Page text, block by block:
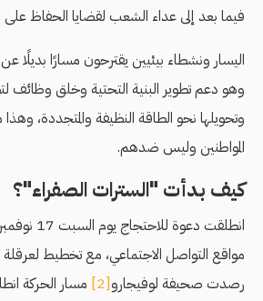
فيما بعد إلى عداء الشعب لقضايا الحفاظ على
اليسار ونشطاء بيئيين يقترحون مسارًا بديلًا
وهو دعم تطوير البنية التحتية وخلق وظائف
وتحويلها نحو الطاقة النظيفة والمتجددة،
المواطنين وليس ضدهم.
كيف بدأت "السترات الصفراء"؟
انطلقت دعوة
مواقع التواصل الاجتماعي، مع تخطيط
رصدت صحيفة لوفيجارو[2]
مسار الحركة